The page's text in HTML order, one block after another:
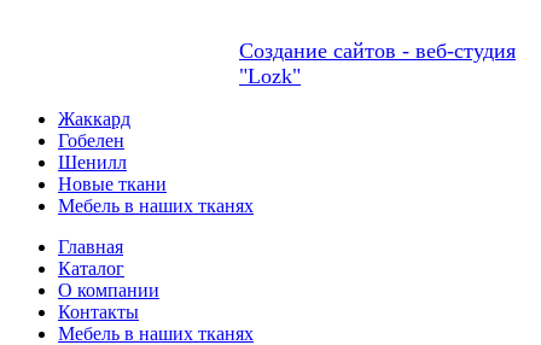
Создание сайтов - веб-студия
"Lozk"
Жаккард
Гобелен
Шенилл
Новые ткани
Мебель в наших тканях
Главная
Каталог
О компании
Контакты
Мебель в наших тканях